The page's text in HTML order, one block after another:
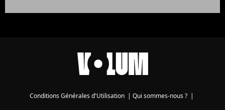
Conditions Générales d'Utilisation | Qui sommes-nous ? |